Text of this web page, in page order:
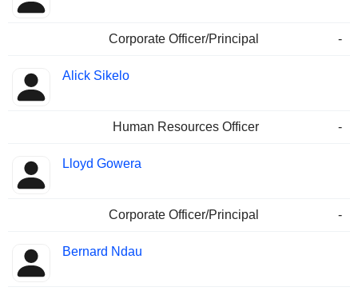
Corporate Officer/Principal -
Alick Sikelo
Human Resources Officer -
Lloyd Gowera
Corporate Officer/Principal -
Bernard Ndau